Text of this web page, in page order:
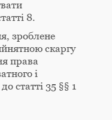
8.
зроблене
скаргу
права
і
статті 35 §§ 1